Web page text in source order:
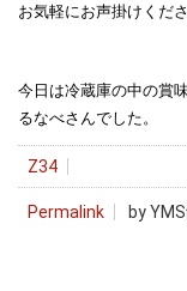
お気軽にお声掛けくだ
今日は冷蔵庫の中の賞
るなべさんでした。
Z34
Permalink by